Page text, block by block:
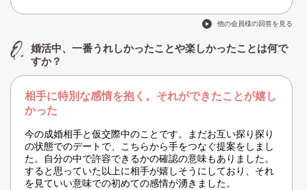
他の会員様の回答を見る
婚活中、一番うれしかったことや楽しかったことは何で
すか？
相手に特別な感情を抱く。それができたことが嬉し
かった
今の成婚相手と仮交際中のことです。まだお互い探り探り
の状態でのデートで、こちらから手をつなぐ提案をしまし
た。自分の中で許容できるかの確認の意味もありました。
すると思っていた以上に相手が嬉しそうにしており、それ
を見ていい意味での初めての感情が湧きました。